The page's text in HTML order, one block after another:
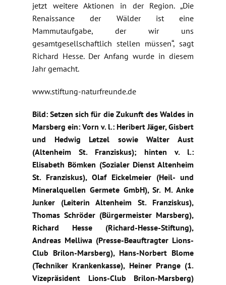
jetzt weitere Aktionen in der Region. „Die
Renaissance der Wälder ist eine
Mammutaufgabe, der wir uns
gesamtgesellschaftlich stellen müssen“, sagt
Richard Hesse. Der Anfang wurde in diesem
Jahr gemacht.
www.stiftung-naturfreunde.de
Bild: Setzen sich für die Zukunft des Waldes in
Marsberg ein: Vorn v. l.: Heribert Jäger, Gisbert
und Hedwig Letzel sowie Walter Aust
(Altenheim St. Franziskus); hinten v. l.:
Elisabeth Bömken (Sozialer Dienst Altenheim
St. Franziskus), Olaf Eickelmeier (Heil- und
Mineralquellen Germete GmbH), Sr. M. Anke
Junker (Leiterin Altenheim St. Franziskus),
Thomas Schröder (Bürgermeister Marsberg),
Richard Hesse (Richard-Hesse-Stiftung),
Andreas Melliwa (Presse-Beauftragter Lions-
Club Brilon-Marsberg), Hans-Norbert Blome
(Techniker Krankenkasse), Heiner Prange (1.
Vizepräsident Lions-Club Brilon-Marsberg)